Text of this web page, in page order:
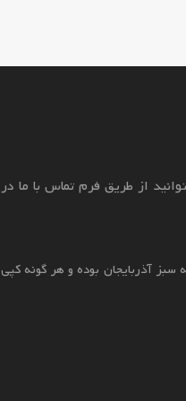
از طریق فرم تماس با ما در
آذربایجان بوده و هر گونه کپی